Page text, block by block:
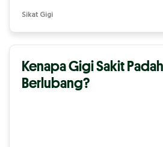
Sikat Gigi
Kenapa Gigi Sakit
Berlubang?